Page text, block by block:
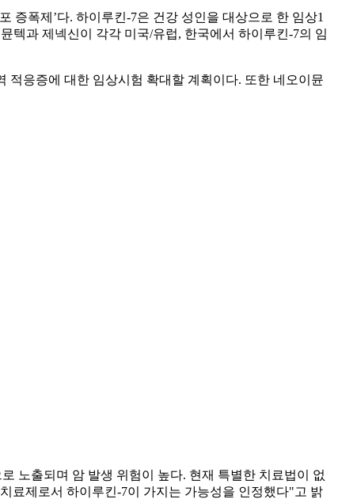
증폭제’다. 하이루킨-7은 건강 성인을 대상으로 한 임상1
텍과 제넥신이 각각 미국/유럽, 한국에서 하이루킨-7의 임
적응증에 대한 임상시험 확대할 계획이다. 또한 네오이뮨
노출되며 암 발생 위험이 높다. 현재 특별한 치료법이 없
료제로서 하이루킨-7이 가지는 가능성을 인정했다"고 밝